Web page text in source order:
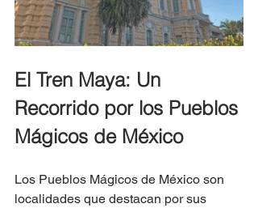
El Tren Maya: Un
Recorrido por los Pueblos
Mágicos de México
Los Pueblos Mágicos de México son
localidades que destacan por sus